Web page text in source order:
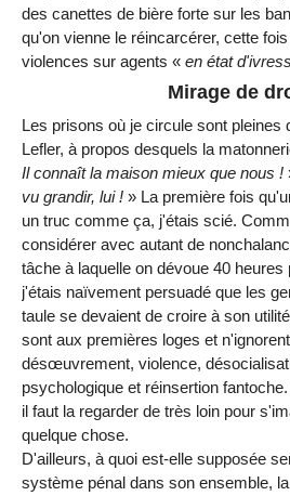
des canettes de bière forte sur les
qu'on vienne le réincarcérer, cette
violences sur agents « en état
Mirage de
Les prisons où je circule sont pleines
Lefler, à propos desquels la
Il connaît la maison mieux que nous !
vu grandir, lui ! » La première fois
un truc comme ça, j'étais scié.
considérer avec autant de
tâche à laquelle on dévoue 40
j'étais naïvement persuadé que les
taule se devaient de croire à son
sont aux premières loges et
désœuvrement, violence,
psychologique et réinsertion
il faut la regarder de très loin pour
quelque chose.
D'ailleurs, à quoi est-elle supposée
système pénal dans son ensemble,